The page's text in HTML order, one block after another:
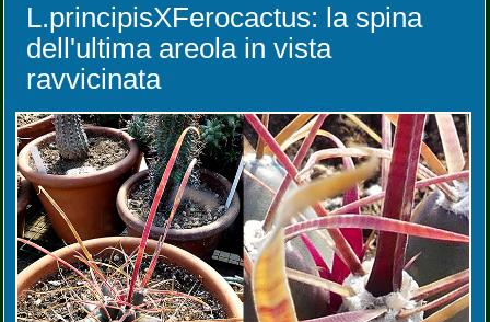
L.principisXFerocactus: la spina
dell'ultima areola in vista
ravvicinata